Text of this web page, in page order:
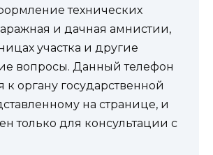
технических
и дачная амнистии,
участка и другие
вопросы. Данный телефон
к органу государственной
на странице, и
только для консультации с